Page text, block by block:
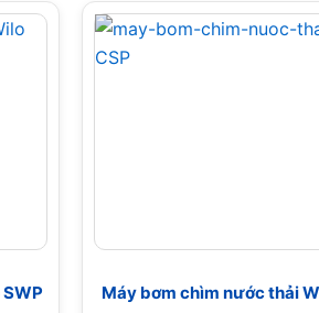
Máy bơm chìm nước thải